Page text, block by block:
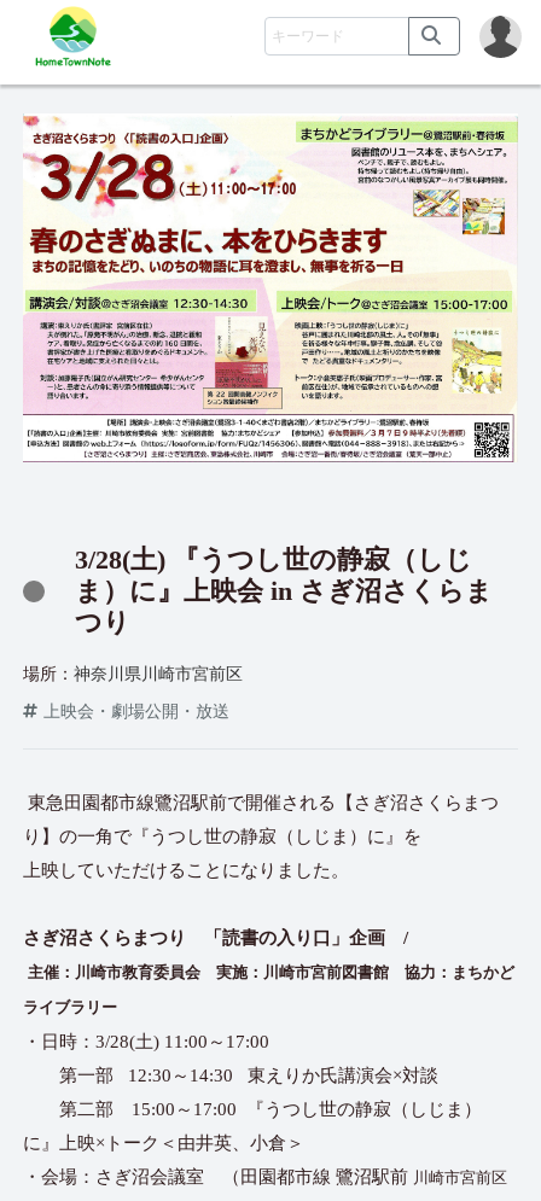
3/28(土) 『うつし世の静寂（しじ
ま）に』上映会 in さぎ沼さくらま
つり
場所：神奈川県川崎市宮前区
上映会・劇場公開・放送
東急田園都市線鷺沼駅前で開催される【さぎ沼さくらまつ
り】の一角で『うつし世の静寂（しじま）に』を
上映していただけることになりました。
さぎ沼さくらまつり 「読書の入り口」企画 /
主催：川崎市教育委員会 実施：川崎市宮前図書館 協力：まちかど
ライブラリー
・日時：3/28(土) 11:00～17:00
第一部 12:30～14:30 東えりか氏講演会×対談
第二部 15:00～17:00 『うつし世の静寂（しじま）
に』上映×トーク＜由井英、小倉＞
・会場：さぎ沼会議室 （田園都市線 鷺沼駅前 川崎市宮前区